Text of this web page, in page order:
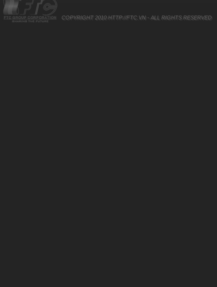
COPYRIGHT 2010 HTTP://FTC.VN - ALL RIGHTS RESERVED